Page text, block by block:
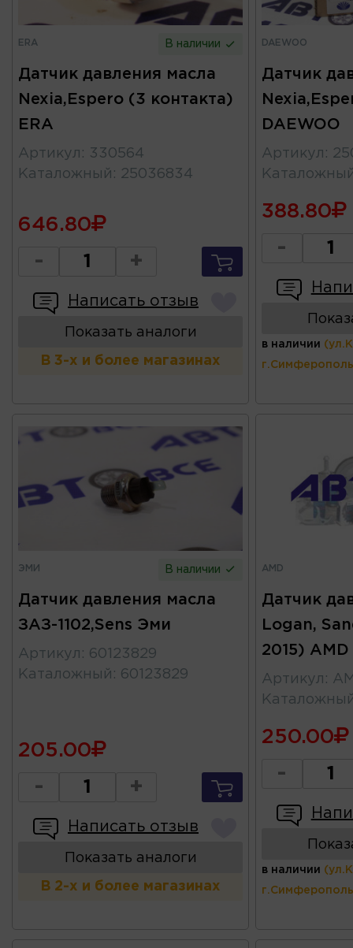
ERA В наличии
Датчик давления масла
Nexia,Espero (3 контакта)
ERA
Артикул : 330564
Каталожный : 25036834
646.80
- +
Написать отзыв
Показать аналоги
В 3-х и более магазинах
DAEWOO
Датчик
DAEWOO
Артикул :
388.80
-
в наличии
ЭМИ В наличии
Датчик давления масла
ЗАЗ-1102,Sens Эми
Артикул : 60123829
Каталожный : 60123829
205.00
- +
Написать отзыв
Показать аналоги
В 2-х и более магазинах
AMD
Датчик
Logan,
2015) AMD
Артикул :
250.00
-
в наличии